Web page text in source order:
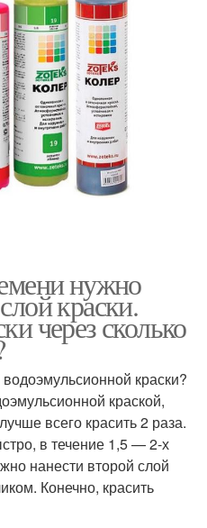
нужно
краски.
через сколько
краски?
краской,
всего красить 2 раза.
в течение 1,5 — 2-х
нанести второй слой
Конечно, красить